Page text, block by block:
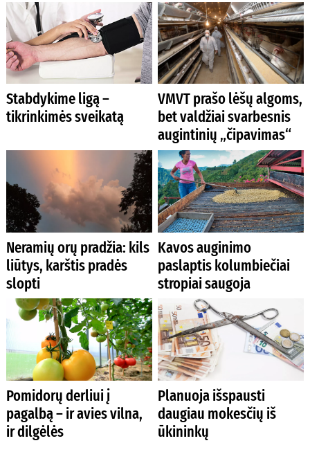
Stabdykime ligą –
tikrinkimės sveikatą
VMVT prašo lėšų algoms,
bet valdžiai svarbesnis
augintinių „čipavimas“
Neramių orų pradžia: kils
liūtys, karštis pradės
slopti
Kavos auginimo
paslaptis kolumbiečiai
stropiai saugoja
Pomidorų derliui į
pagalbą – ir avies vilna,
ir dilgėlės
Planuoja išspausti
daugiau mokesčių iš
ūkininkų